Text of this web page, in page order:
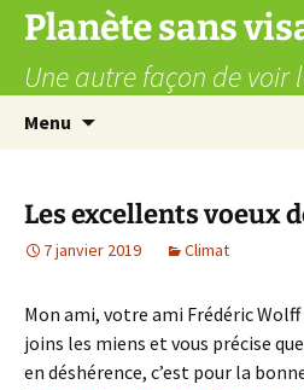
Aller
contenu
Planète sans
Une autre façon de voir
Menu
Les excellents voeux
7 janvier 2019 Climat
Mon ami, votre ami Frédéric Wolff
joins les miens et vous précise
en déshérence, c’est pour la